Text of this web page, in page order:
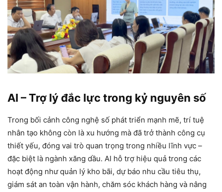
AI – Trợ lý đắc lực trong kỷ nguyên số
Trong bối cảnh công nghệ số phát triển mạnh mẽ, trí tuệ
nhân tạo không còn là xu hướng mà đã trở thành công cụ
thiết yếu, đóng vai trò quan trọng trong nhiều lĩnh vực –
đặc biệt là ngành xăng dầu. AI hỗ trợ hiệu quả trong các
hoạt động như quản lý kho bãi, dự báo nhu cầu tiêu thụ,
giám sát an toàn vận hành, chăm sóc khách hàng và nâng